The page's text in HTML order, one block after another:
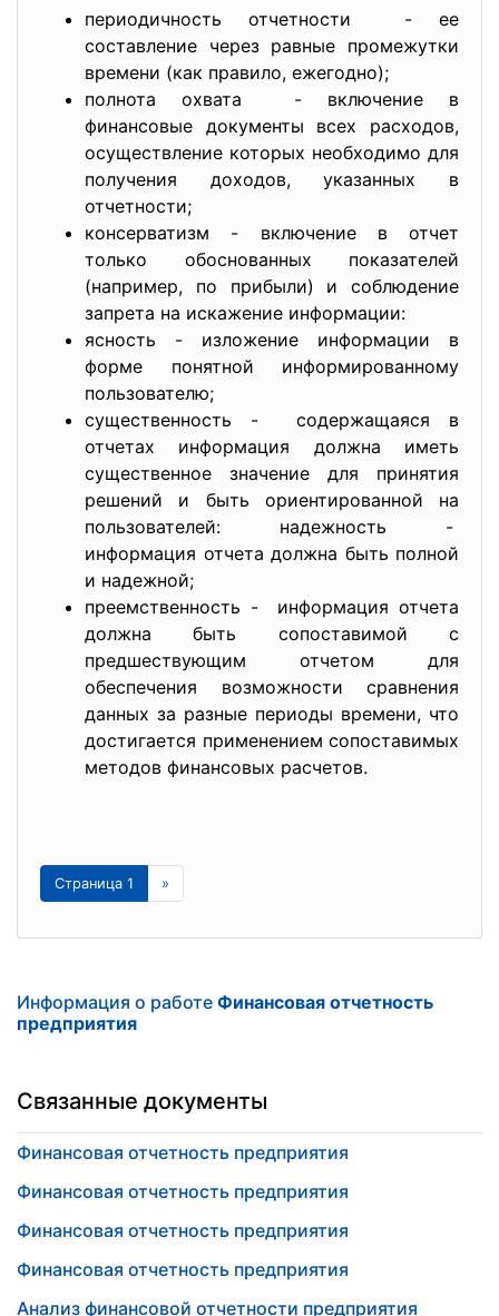
периодичность отчетности - ее
составление через равные промежутки
времени (как правило, ежегодно);
полнота охвата - включение в
финансовые документы всех расходов,
осуществление которых необходимо для
получения доходов, указанных в
отчетности;
консерватизм - включение в отчет
только обоснованных показателей
(например, по прибыли) и соблюдение
запрета на искажение информации:
ясность - изложение информации в
форме понятной информированному
пользователю;
существенность - содержащаяся в
отчетах информация должна иметь
существенное значение для принятия
решений и быть ориентированной на
пользователей: надежность -
информация отчета должна быть полной
и надежной;
преемственность - информация отчета
должна быть сопоставимой с
предшествующим отчетом для
обеспечения возможности сравнения
данных за разные периоды времени, что
достигается применением сопоставимых
методов финансовых расчетов.
Страница 1 »
Информация о работе Финансовая отчетность
предприятия
Связанные документы
Финансовая отчетность предприятия
Финансовая отчетность предприятия
Финансовая отчетность предприятия
Финансовая отчетность предприятия
Анализ финансовой отчетности предприятия